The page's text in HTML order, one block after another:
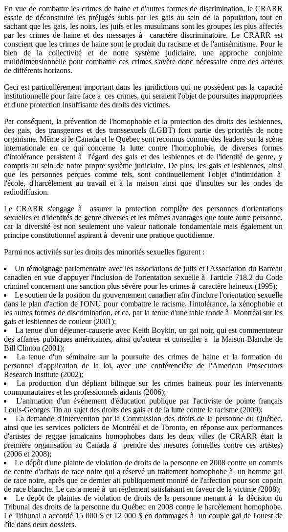
En vue de combattre les crimes de haine et d'autres formes de discrimination, le CRARR
essaie de déconstruire les préjugés subis par les gais au sein de la population, tout en
sachant que les gais, les noirs, les juifs et les musulmans sont les groupes les plus affectés
par les crimes de haine et des messages à caractère discriminatoire. Le CRARR est
conscient que les crimes de haine sont le produit du racisme et de l'antisémitisme. Pour le
bien de la collectivité et de notre système judiciaire, une approche conjointe
multidimensionnelle pour combattre ces crimes s'avère donc nécessaire entre des acteurs
de différents horizons.
Ceci est particulièrement important dans les juridictions qui ne possèdent pas la capacité
institutionnelle pour faire face à ces crimes, qui seraient l'objet de poursuites inappropriées
et d'une protection insuffisante des droits des victimes.
Par conséquent, la prévention de l'homophobie et la protection des droits des lesbiennes,
des gais, des transgenres et des transsexuels (LGBT) font partie des priorités de notre
organisme. Même si le Canada et le Québec sont reconnus comme des leaders sur la scène
internationale en ce qui concerne la lutte contre l'homophobie, de diverses formes
d'intolérance persistent à l'égard des gais et des lesbiennes et de l'identité de genre, y
compris au sein de notre propre système judiciaire. De plus, les gais et lesbiennes, ainsi
que les personnes perçues comme tels, sont continuellement l'objet d'intimidation à
l'école, d'harcèlement au travail et à la maison ainsi que d'insultes sur les ondes de
radiodiffusion.
Le CRARR s'engage à assurer la protection complète des personnes d'orientations
sexuelles et d'identités de genre diverses et les mêmes avantages que toute autre personne,
car la diversité est non seulement une valeur nationale fondamentale mais également un
principe constitutionnel aspirant à devenir une pratique quotidienne.
Parmi nos activités sur les droits des minorités sexuelles figurent :
Un témoignage parlementaire avec les associations de juifs et l'Association du Barreau
canadien en vue d'appuyer l'inclusion de l'orientation sexuelle à l'article 718.2 du Code
criminel concernant une sanction plus sévère pour les crimes à caractère haineux (1995);
Le soutien de la position du gouvernement canadien afin d'inclure l'orientation sexuelle
dans le plan d'action de l'ONU pour combattre le racisme, l'intolérance, la xénophobie et
les autres formes de discrimination, et ce, par la tenue d'une table ronde à Montréal sur les
gais et lesbiennes de couleur (2001);
La tenue d'un déjeuner-causerie avec Keith Boykin, un gai noir, qui est commentateur
des affaires publiques américaines, ainsi qu'auteur et conseiller à la Maison-Blanche de
Bill Clinton (2001);
La tenue d'un séminaire sur la poursuite des crimes de haine et la formation du
personnel d'application de la loi, avec une conférencière de l'American Prosecutors
Research Institute (2002);
La production d'un dépliant bilingue sur les crimes haineux pour les intervenants
communautaires et les professionnels aidants (2006);
L'animation d'un événement d'éducation publique par l'activiste de pointe français
Louis-Georges Tin au sujet des droits des gais et de la lutte contre le racisme (2009);
La demande d'intervention par la Commission des droits de la personne du Québec,
ainsi que les services policiers de Montréal et de Toronto, en réponse aux performances
d'artistes de reggae jamaïcains homophobes dans les deux villes (le CRARR était la
première organisation au Canada à prendre des mesures formelles contre ces artistes)
(2006 et 2008);
Le dépôt d'une plainte de violation de droits de la personne en 2008 contre un commis
de centre d'achats de race noire qui a réservé un traitement homophobe à un homme gai
de race noire, après que ce dernier ait publiquement montré de l'affection pour son copain
de race blanche. Le cas a mené à un règlement satisfaisant en faveur de la victime (2008);
Le dépôt de plaintes de violation de droits de la personne menant à la décision du
Tribunal des droits de la personne du Québec en 2008 contre le harcèlement homophobe.
Le Tribunal a accordé 15 000 $ et 12 000 $ en dommages à un couple gai de l'ouest de
l'île dans deux dossiers.